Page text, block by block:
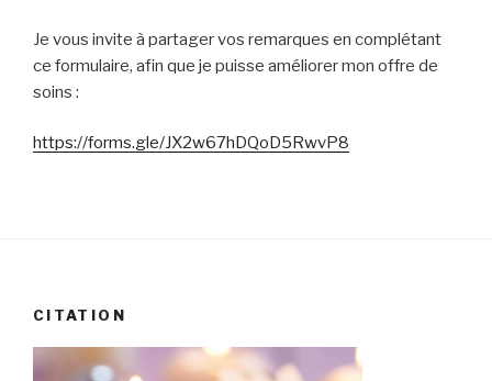
Je vous invite à partager vos remarques en complétant
ce formulaire, afin que je puisse améliorer mon offre de
soins :
https://forms.gle/JX2w67hDQoD5RwvP8
CITATION